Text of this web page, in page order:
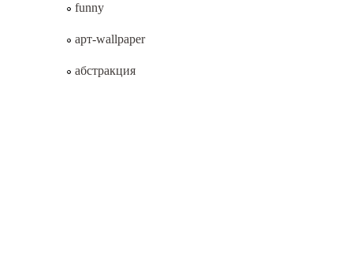
funny
арт-wallpaper
абстракция